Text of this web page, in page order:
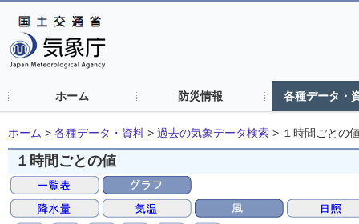
ホーム 防災情報 各種データ・
ホーム > 各種データ・資料 > 過去の気象データ検索 > １時間ごとの
１時間ごとの値